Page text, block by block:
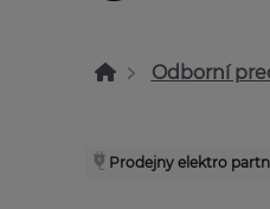
Odborní
Prodejny elektro